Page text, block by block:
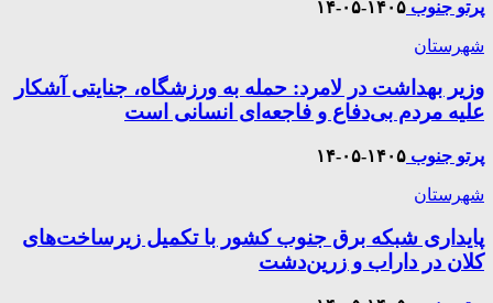
پرتو جنوب ۱۴۰۵-۰۵-۱۴
شهرستان
وزیر بهداشت در لامرد: حمله به ورزشگاه، جنایتی آشکار
علیه مردم بی‌دفاع و فاجعه‌ای انسانی است
پرتو جنوب ۱۴۰۵-۰۵-۱۴
شهرستان
پایداری شبکه برق جنوب کشور با تکمیل زیرساخت‌های
کلان در داراب و زرین‌دشت